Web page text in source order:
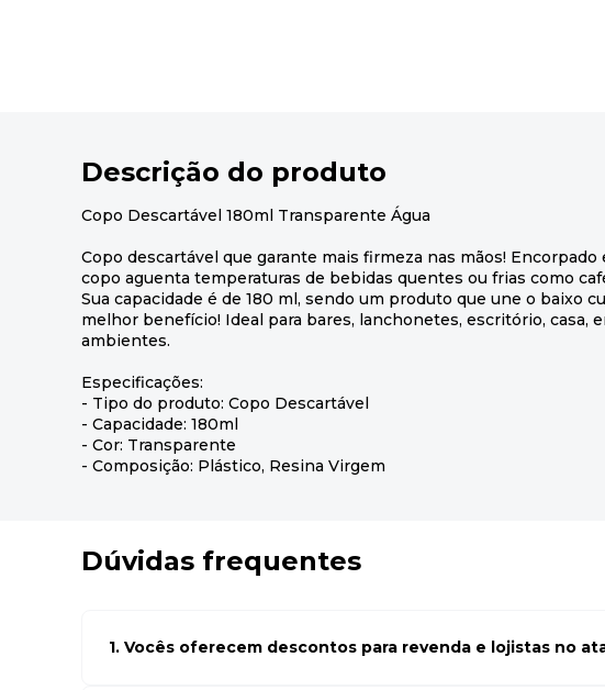
Descrição do produto
Copo Descartável 180ml Transparente Água
Copo descartável que garante mais firmeza nas mãos! Encorpado
copo aguenta temperaturas de bebidas quentes ou frias como
Sua capacidade é de 180 ml, sendo um produto que une o baixo
melhor benefício! Ideal para bares, lanchonetes, escritório, casa,
ambientes.
Especificações:
- Tipo do produto: Copo Descartável
- Capacidade: 180ml
- Cor: Transparente
- Composição: Plástico, Resina Virgem
Dúvidas frequentes
1. Vocês oferecem descontos para revenda e lojistas no